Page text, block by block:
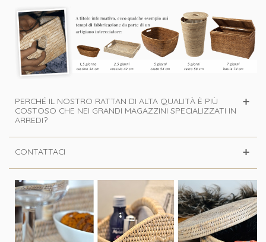
PERCHÉ IL NOSTRO RATTAN DI ALTA QUALITÀ È PIÙ
COSTOSO CHE NEI GRANDI MAGAZZINI SPECIALIZZATI IN
ARREDI?
CONTATTACI